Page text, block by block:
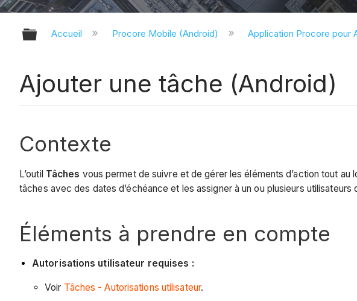
Développer/réduire la hiérarchie globale
Accueil Procore Mobile (Android) Application Procore pour
Ajouter une tâche (Android)
Contexte
L’outil Tâches vous permet de suivre et de gérer les éléments d’action tout
tâches avec des dates d’échéance et les assigner à un ou plusieurs utilisateurs
Éléments à prendre en compte
Autorisations utilisateur requises :
Voir Tâches - Autorisations utilisateur.